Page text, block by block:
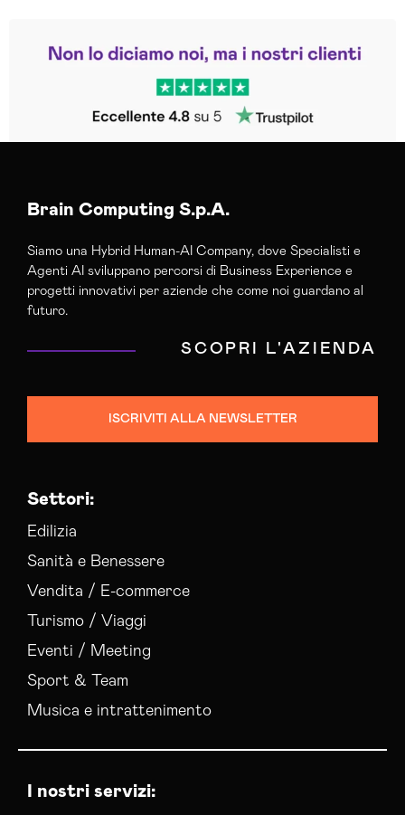
Trustpilot
Brain Computing S.p.A.
Siamo una Hybrid Human-AI Company, dove Specialisti e
Agenti AI sviluppano percorsi di Business Experience e
progetti innovativi per aziende che come noi guardano al
futuro.
SCOPRI L'AZIENDA
ISCRIVITI ALLA NEWSLETTER
Settori:
Edilizia
Sanità e Benessere
Vendita / E-commerce
Turismo / Viaggi
Eventi / Meeting
Sport & Team
Musica e intrattenimento
I nostri servizi: